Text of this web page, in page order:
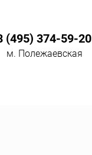
(495) 374-59-20
м. Полежаевская